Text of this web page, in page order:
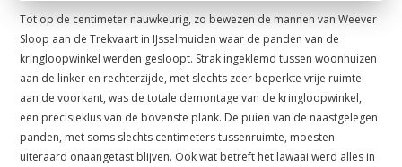
Tot op de centimeter nauwkeurig, zo bewezen de mannen van Weever
Sloop aan de Trekvaart in IJsselmuiden waar de panden van de
kringloopwinkel werden gesloopt. Strak ingeklemd tussen woonhuizen
aan de linker en rechterzijde, met slechts zeer beperkte vrije ruimte
aan de voorkant, was de totale demontage van de kringloopwinkel,
een precisieklus van de bovenste plank. De puien van de naastgelegen
panden, met soms slechts centimeters tussenruimte, moesten
uiteraard onaangetast blijven. Ook wat betreft het lawaai werd alles in